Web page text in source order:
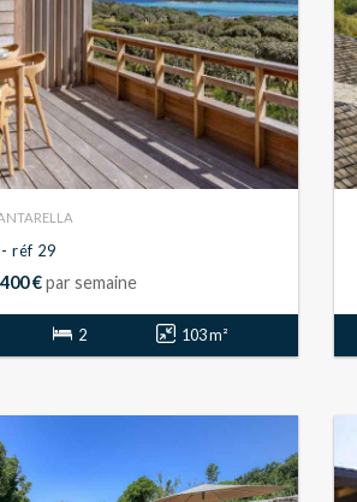
- réf 29
€par semaine
2 103 m²